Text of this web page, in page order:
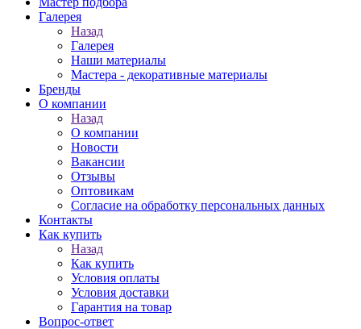
Галерея
Назад
Галерея
Наши материалы
Мастера - декоративные материалы
Бренды
О компании
Назад
О компании
Новости
Вакансии
Отзывы
Оптовикам
Cогласие на обработку персональных данных
Контакты
Как купить
Назад
Как купить
Условия оплаты
Условия доставки
Гарантия на товар
Вопрос-ответ